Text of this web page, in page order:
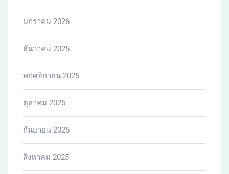
มกราคม 2026
ธันวาคม 2025
พฤศจิกายน 2025
ตุลาคม 2025
กันยายน 2025
สิงหาคม 2025